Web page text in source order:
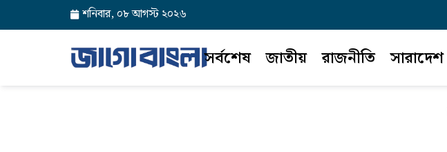
শনিবার, ০৮ আগস্ট ২০২৬
সর্বশেষ জাতীয় রাজনীতি সারাদেশ